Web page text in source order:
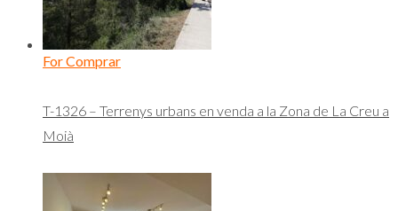
For Comprar
T-1326 – Terrenys urbans en venda a la Zona de La Creu a
Moià